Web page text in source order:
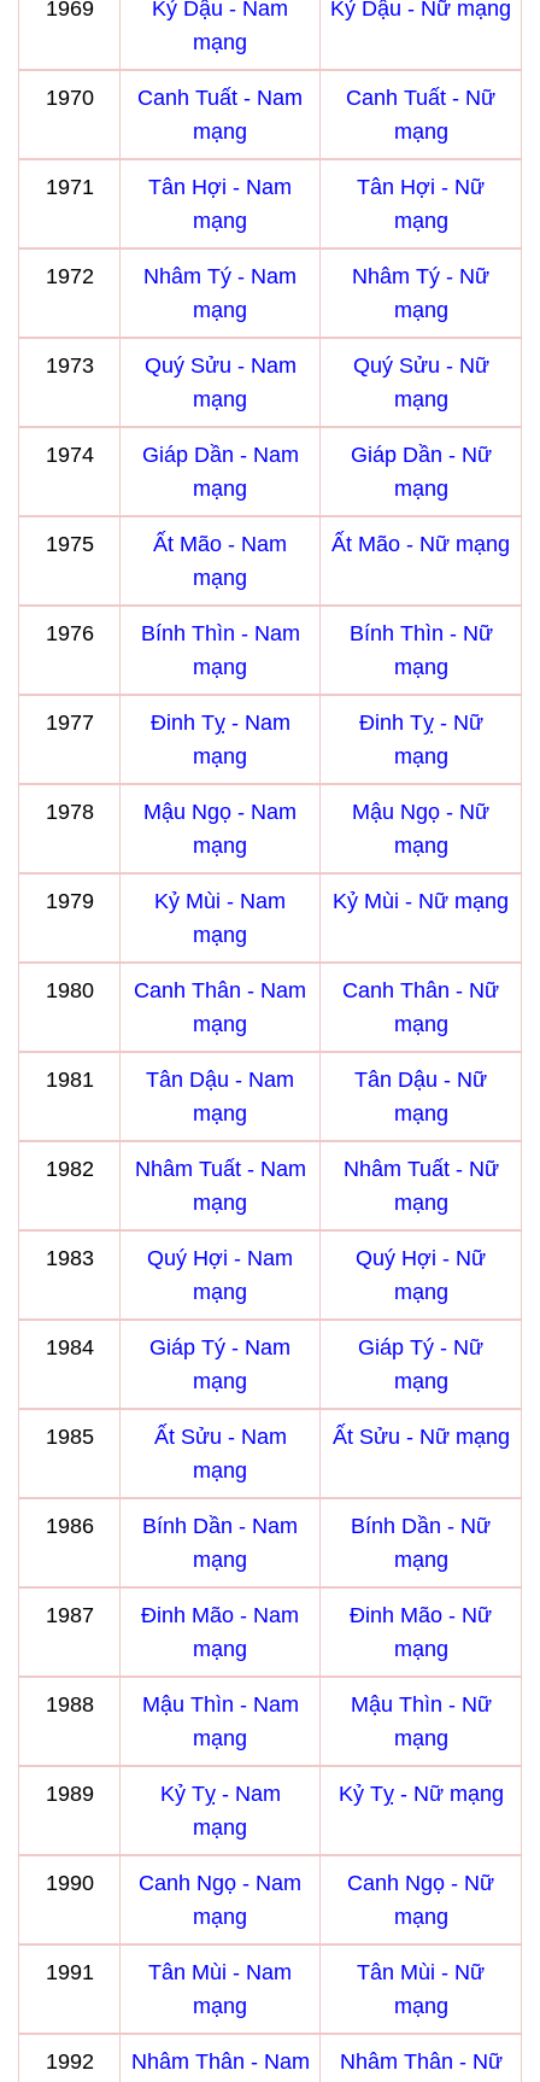
1969
Kỷ Dậu - Nam
mạng
Kỷ Dậu - Nữ mạng
1970
Canh Tuất - Nam
mạng
Canh Tuất - Nữ
mạng
1971
Tân Hợi - Nam
mạng
Tân Hợi - Nữ
mạng
1972
Nhâm Tý - Nam
mạng
Nhâm Tý - Nữ
mạng
1973
Quý Sửu - Nam
mạng
Quý Sửu - Nữ
mạng
1974
Giáp Dần - Nam
mạng
Giáp Dần - Nữ
mạng
1975
Ất Mão - Nam
mạng
Ất Mão - Nữ mạng
1976
Bính Thìn - Nam
mạng
Bính Thìn - Nữ
mạng
1977
Đinh Tỵ - Nam
mạng
Đinh Tỵ - Nữ
mạng
1978
Mậu Ngọ - Nam
mạng
Mậu Ngọ - Nữ
mạng
1979
Kỷ Mùi - Nam
mạng
Kỷ Mùi - Nữ mạng
1980
Canh Thân - Nam
mạng
Canh Thân - Nữ
mạng
1981
Tân Dậu - Nam
mạng
Tân Dậu - Nữ
mạng
1982
Nhâm Tuất - Nam
mạng
Nhâm Tuất - Nữ
mạng
1983
Quý Hợi - Nam
mạng
Quý Hợi - Nữ
mạng
1984
Giáp Tý - Nam
mạng
Giáp Tý - Nữ
mạng
1985
Ất Sửu - Nam
mạng
Ất Sửu - Nữ mạng
1986
Bính Dần - Nam
mạng
Bính Dần - Nữ
mạng
1987
Đinh Mão - Nam
mạng
Đinh Mão - Nữ
mạng
1988
Mậu Thìn - Nam
mạng
Mậu Thìn - Nữ
mạng
1989
Kỷ Tỵ - Nam
mạng
Kỷ Tỵ - Nữ mạng
1990
Canh Ngọ - Nam
mạng
Canh Ngọ - Nữ
mạng
1991
Tân Mùi - Nam
mạng
Tân Mùi - Nữ
mạng
1992
Nhâm Thân - Nam
Nhâm Thân - Nữ